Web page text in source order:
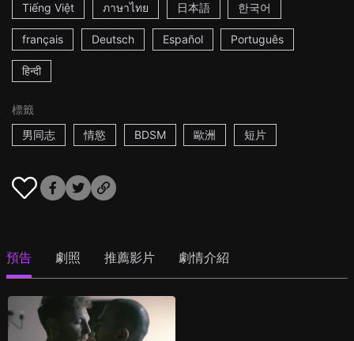
Tiếng Việt ภาษาไทย 日本語 한국어
français Deutsch Español Português
हिन्दी
標籤
男同志
情慾 BDSM 歐洲 短片
預告 劇照 推薦影片 劇情介紹